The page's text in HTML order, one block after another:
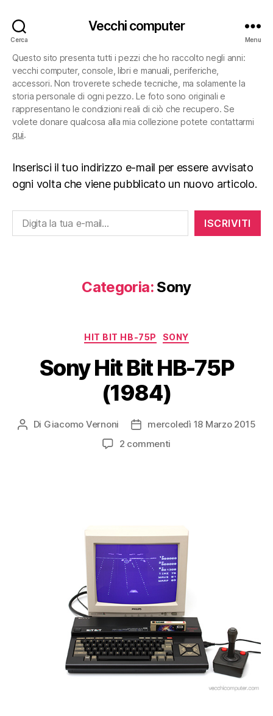
Cerca
Vecchi computer
Menu
Questo sito presenta tutti i pezzi che ho raccolto negli anni:
vecchi computer, console, libri e manuali, periferiche,
accessori. Non troverete schede tecniche, ma solamente la
storia personale di ogni pezzo. Le foto sono originali e
rappresentano le condizioni reali di ciò che recupero. Se
volete donare qualcosa alla mia collezione potete contattarmi
qui.
Inserisci il tuo indirizzo e-mail per essere avvisato
ogni volta che viene pubblicato un nuovo articolo.
Digita la tua e-mail...
ISCRIVITI
Categoria: Sony
Categorie
HIT BIT HB-75P SONY
Sony Hit Bit HB-75P
(1984)
Autore
Di Giacomo Vernoni
Data
dell'articolo
mercoledì 18 Marzo 2015
2 commenti